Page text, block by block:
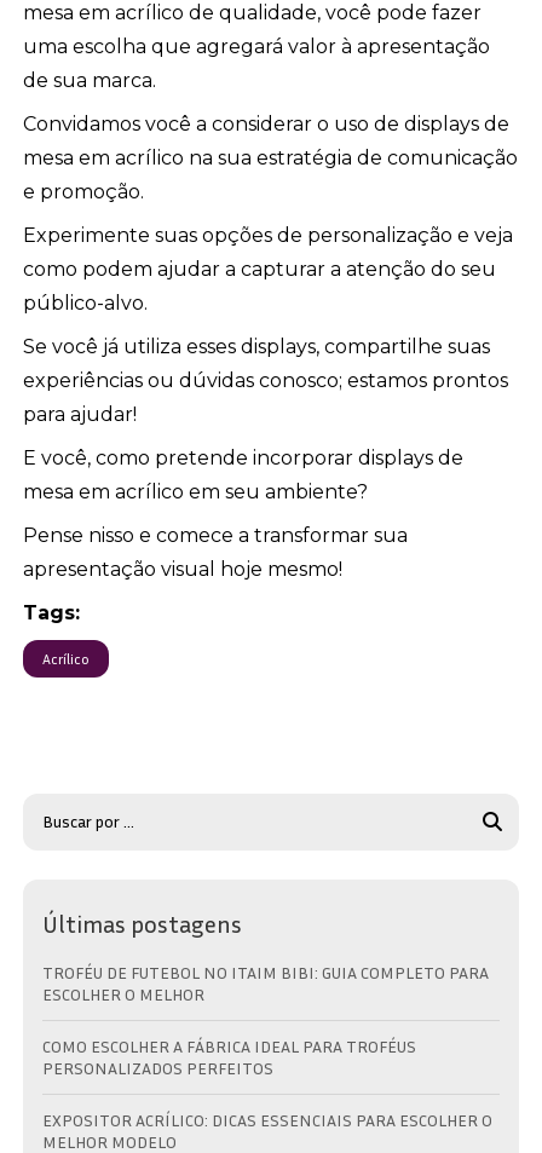
mesa em acrílico de qualidade, você pode fazer
uma escolha que agregará valor à apresentação
de sua marca.
Convidamos você a considerar o uso de displays de
mesa em acrílico na sua estratégia de comunicação
e promoção.
Experimente suas opções de personalização e veja
como podem ajudar a capturar a atenção do seu
público-alvo.
Se você já utiliza esses displays, compartilhe suas
experiências ou dúvidas conosco; estamos prontos
para ajudar!
E você, como pretende incorporar displays de
mesa em acrílico em seu ambiente?
Pense nisso e comece a transformar sua
apresentação visual hoje mesmo!
Tags:
Acrílico
Últimas postagens
TROFÉU DE FUTEBOL NO ITAIM BIBI: GUIA COMPLETO PARA
ESCOLHER O MELHOR
COMO ESCOLHER A FÁBRICA IDEAL PARA TROFÉUS
PERSONALIZADOS PERFEITOS
EXPOSITOR ACRÍLICO: DICAS ESSENCIAIS PARA ESCOLHER O
MELHOR MODELO